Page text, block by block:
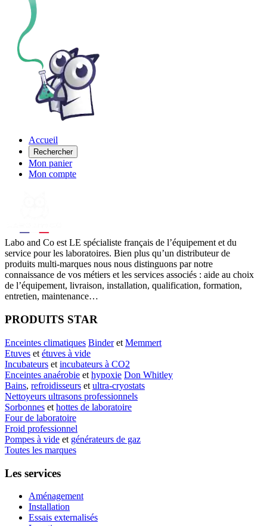
Accueil
Rechercher
Mon panier
Mon compte
Labo and Co est LE spécialiste français de l’équipement et du
service pour les laboratoires. Bien plus qu’un distributeur de
produits multi-marques nous nous distinguons par notre
connaissance de vos métiers et les services associés : aide au choix
de l’équipement, livraison, installation, qualification, formation,
entretien, maintenance…
PRODUITS STAR
Enceintes climatiques Binderet Memmert
Etuves et étuves à vide
Incubateurs et incubateurs à CO2
Enceintes anaérobie et hypoxie Don Whitley
Bains, refroidisseurs et ultra-cryostats
Nettoyeurs ultrasons professionnels
Sorbonnes et hottes de laboratoire
Four de laboratoire
Froid professionnel
Pompes à vide et générateurs de gaz
Toutes les marques
Les services
Aménagement
Installation
Essais externalisés